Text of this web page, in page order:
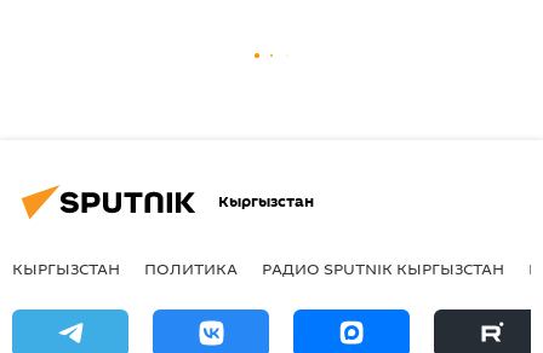
Кыргызстан
КЫРГЫЗСТАН ПОЛИТИКА РАДИО SPUTNIK КЫРГЫЗСТАН